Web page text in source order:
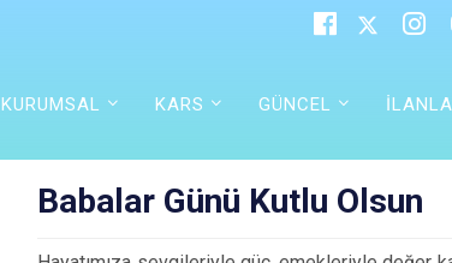
KURUMSAL KARS GÜNCEL
Babalar Günü Kutlu Olsun